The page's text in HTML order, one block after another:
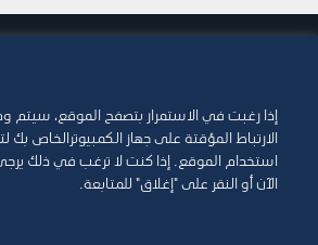
trademarks of Abdul Latif Jameel IPR Company Limited.
شروط الاستخدام
حقوق الطبع والنشر وإخلاء المسؤولية
سياسة الوصول
إذا رغبت في الاستمرار بتصفح الموقع، سيتم
الارتباط المؤقتة على جهاز الكمبيوترالخاص بك
استخدام الموقع. إذا كنت لا ترغب في ذلك
الآن أو النقر على "إغلاق" للمتابعة.